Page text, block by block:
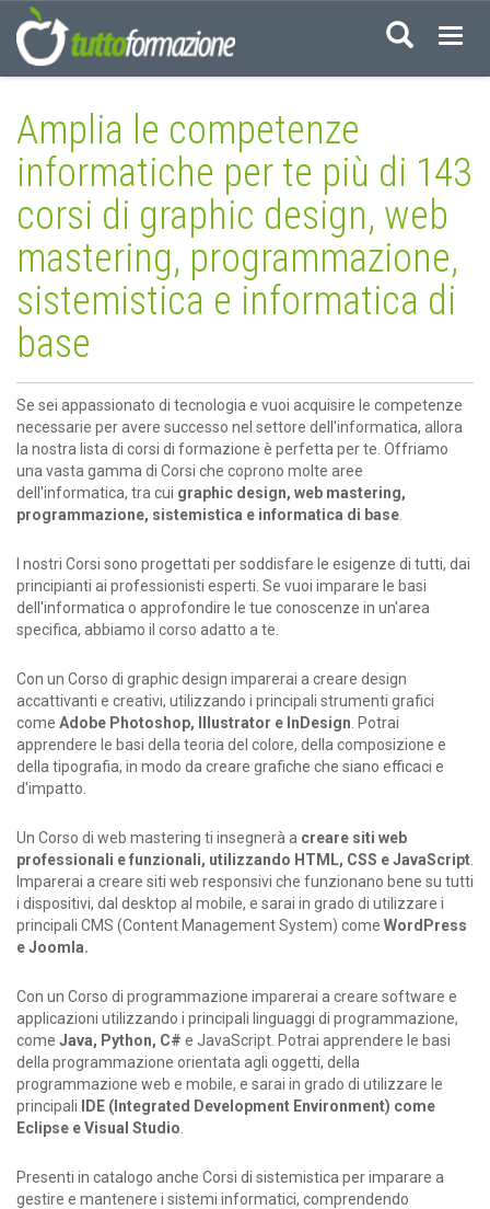
Amplia le competenze
informatiche per te più di 143
corsi di graphic design, web
mastering, programmazione,
sistemistica e informatica di
base
Se sei appassionato di tecnologia e vuoi acquisire le competenze
necessarie per avere successo nel settore dell'informatica, allora
la nostra lista di corsi di formazione è perfetta per te. Offriamo
una vasta gamma di Corsi che coprono molte aree
dell'informatica, tra cui graphic design, web mastering,
programmazione, sistemistica e informatica di base
I nostri Corsi sono progettati per soddisfare le esigenze di tutti, dai
principianti ai professionisti esperti. Se vuoi imparare le basi
dell'informatica o approfondire le tue conoscenze in un'area
specifica, abbiamo il corso adatto a te.
Con un Corso di graphic design imparerai a creare design
accattivanti e creativi, utilizzando i principali strumenti grafici
come Adobe Photoshop, Illustrator e InDesign . Potrai
apprendere le basi della teoria del colore, della composizione e
della tipografia, in modo da creare grafiche che siano efficaci e
d'impatto.
Un Corso di web mastering ti insegnerà a creare siti web
professionali e funzionali, utilizzando HTML, CSS e JavaScript
Imparerai a creare siti web responsivi che funzionano bene su tutti
i dispositivi, dal desktop al mobile, e sarai in grado di utilizzare i
principali CMS (Content Management System) come WordPress
e Joomla.
Con un Corso di programmazione imparerai a creare software e
applicazioni utilizzando i principali linguaggi di programmazione,
come Java, Python, C# e JavaScript. Potrai apprendere le basi
della programmazione orientata agli oggetti, della
programmazione web e mobile, e sarai in grado di utilizzare le
principali
IDE (Integrated Development Environment) come
Eclipse e Visual Studio
Presenti in catalogo anche Corsi di sistemistica per imparare a
gestire e mantenere i sistemi informatici, comprendendo